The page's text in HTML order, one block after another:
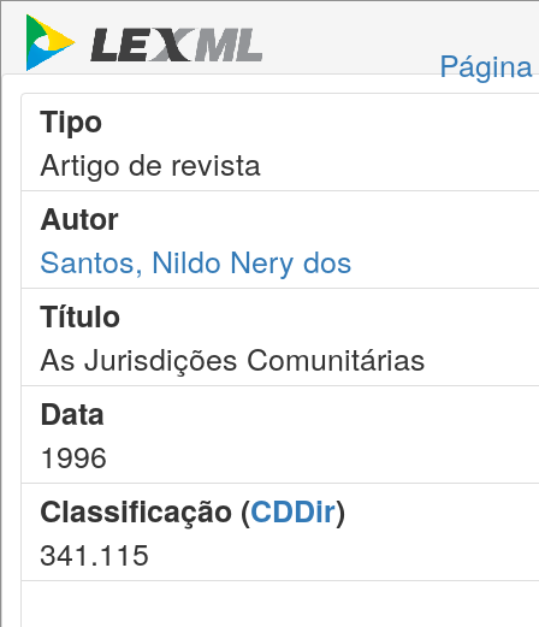
Tipo
Artigo de revista
Autor
Santos, Nildo Nery dos
Título
As Jurisdições Comunitárias
Data
1996
Classificação (CDDir)
341.115